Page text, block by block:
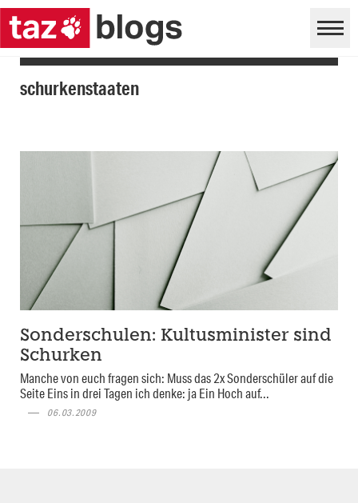
schurkenstaaten
Sonderschulen: Kultusminister sind
Schurken
Manche von euch fragen sich: Muss das 2x Sonderschüler auf die
Seite Eins in drei Tagen ich denke: ja Ein Hoch auf...
06.03.2009